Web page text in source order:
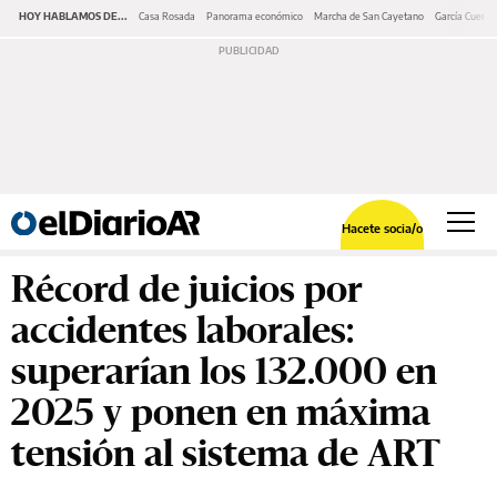
HOY HABLAMOS DE... Casa Rosada Panorama económico Marcha de San Cayetano García Cuerva
Hacete socia/o
Récord de juicios por
accidentes laborales:
superarían los 132.000 en
2025 y ponen en máxima
tensión al sistema de ART